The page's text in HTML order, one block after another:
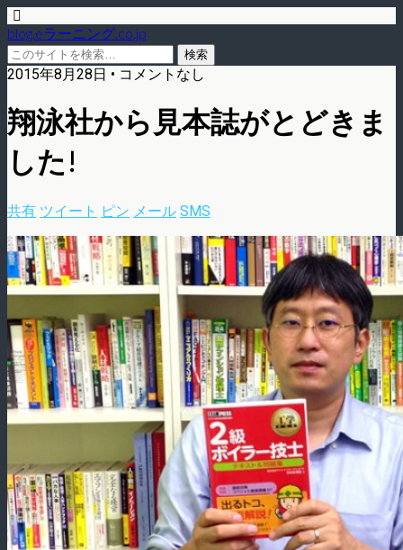
blog.eラーニング.co.jp
2015年8月28日 • コメントなし
翔泳社から見本誌がとどきま
した!
共有 ツイート ピン メール SMS